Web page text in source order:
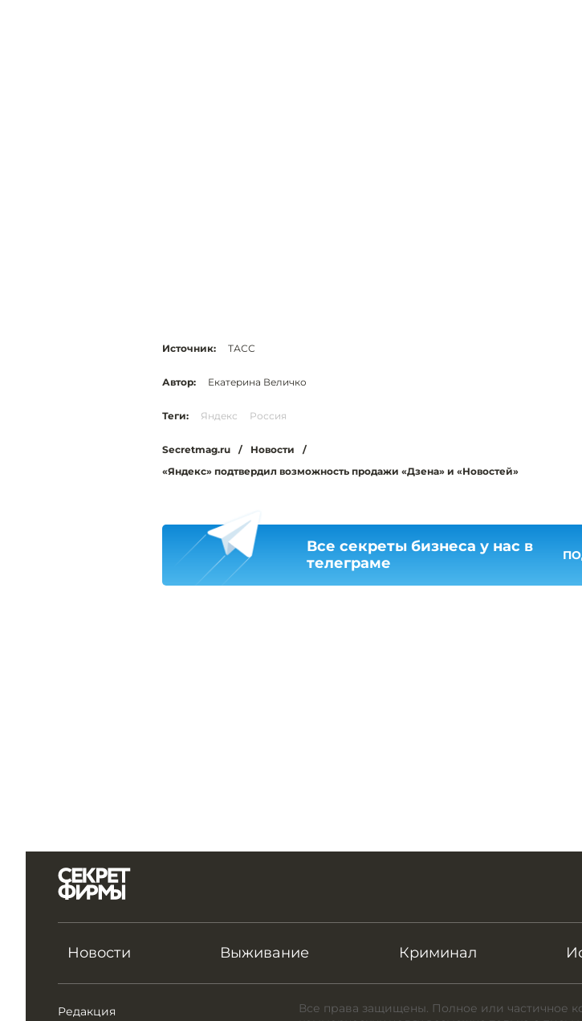
Источник: ТАСС
Автор: Екатерина Величко
Теги: Яндекс Россия
Secretmag.ru / Новости
/
«Яндекс» подтвердил возможность продажи «Дзена» и «Новостей»
Все секреты бизнеса у нас в
телеграме
Новости Выживание Криминал
Редакция
Все права защищены. Полное или частичное